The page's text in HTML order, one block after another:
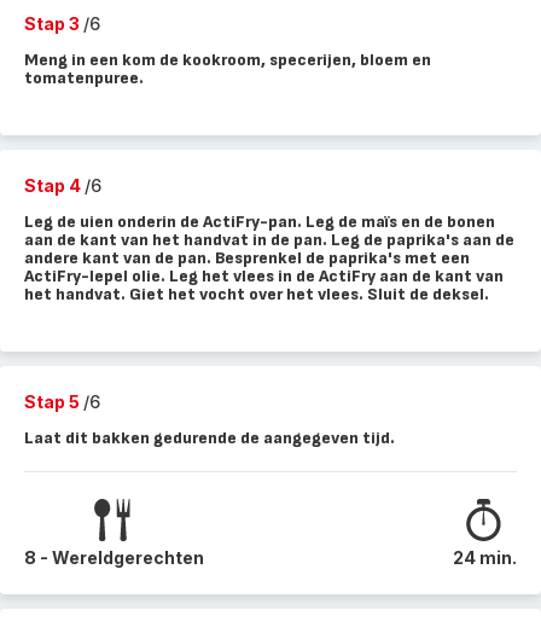
Stap 3 /6
Meng in een kom de kookroom, specerijen, bloem en
tomatenpuree.
Stap 4 /6
Leg de uien onderin de ActiFry-pan. Leg de maïs en de bonen
aan de kant van het handvat in de pan. Leg de paprika's aan de
andere kant van de pan. Besprenkel de paprika's met een
ActiFry-lepel olie. Leg het vlees in de ActiFry aan de kant van
het handvat. Giet het vocht over het vlees. Sluit de deksel.
Stap 5 /6
Laat dit bakken gedurende de aangegeven tijd.
8 - Wereldgerechten 24 min.